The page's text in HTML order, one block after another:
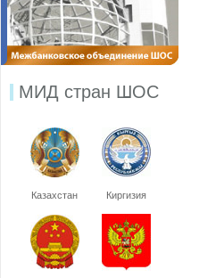
МИД стран ШОС
Казахстан Киргизия